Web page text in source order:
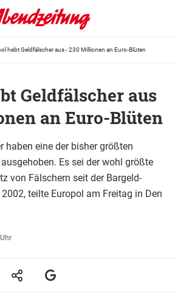
hebt Geldfälscher aus - 230 Millionen an Euro-Blüten
Geldfälscher aus
an Euro-Blüten
haben eine der bisher größten
Es sei der wohl größte
von Fälschern seit der Bargeld-
teilte Europol am Freitag in Den